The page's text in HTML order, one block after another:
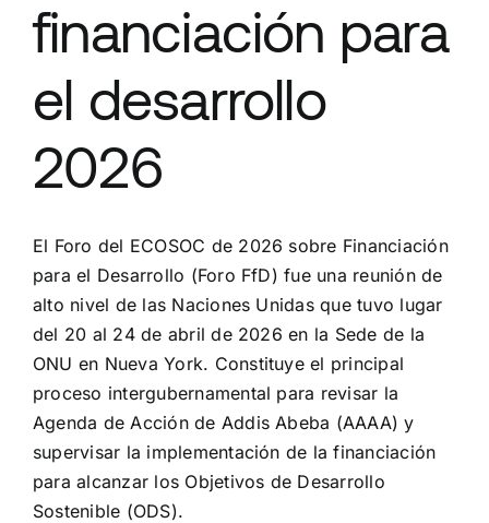
financiación para
el desarrollo
2026
El Foro del ECOSOC de 2026 sobre Financiación
para el Desarrollo (Foro FfD) fue una reunión de
alto nivel de las Naciones Unidas que tuvo lugar
del 20 al 24 de abril de 2026 en la Sede de la
ONU en Nueva York. Constituye el principal
proceso intergubernamental para revisar la
Agenda de Acción de Addis Abeba (AAAA) y
supervisar la implementación de la financiación
para alcanzar los Objetivos de Desarrollo
Sostenible (ODS).